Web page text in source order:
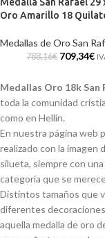
Oro Amarillo 18
Medallas de Oro San
788,16€ 709,34€
Medallas Oro 18k San
toda la comunidad
como en Hellín.
En nuestra página web
realizado con la imagen
silueta, siempre con
categoría que se
Distintos tamaños que
diferentes
aquella medalla de oro